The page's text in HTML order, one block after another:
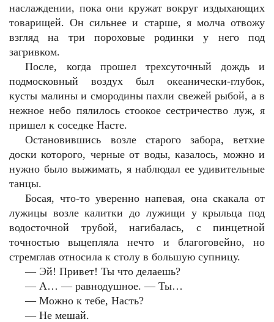
наслаждении, пока они кружат вокруг издыхающих
товарищей. Он сильнее и старше, я молча отвожу
взгляд на три пороховые родинки у него под
загривком.
После, когда прошел трехсуточный дождь и
подмосковный воздух был океанически-глубок,
кусты малины и смородины пахли свежей рыбой, а в
нежное небо пялилось стоокое сестричество луж, я
пришел к соседке Насте.
Остановившись возле старого забора, ветхие
доски которого, черные от воды, казалось, можно и
нужно было выжимать, я наблюдал ее удивительные
танцы.
Босая, что-то уверенно напевая, она скакала от
лужицы возле калитки до лужищи у крыльца под
водосточной трубой, нагибалась, с пинцетной
точностью выцепляла нечто и благоговейно, но
стремглав относила к столу в большую супницу.
— Эй! Привет! Ты что делаешь?
— А… — равнодушное. — Ты…
— Можно к тебе, Насть?
— Не мешай.